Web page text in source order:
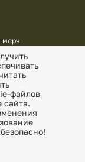
мерч
файлов
сайта.